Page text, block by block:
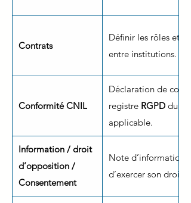
Contrats
Définir les rôles et
entre institutions.
Conformité CNIL
Déclaration de
registre RGPD du
applicable.
Information / droit
d’opposition /
Consentement
Note d’information
d’exercer son droit